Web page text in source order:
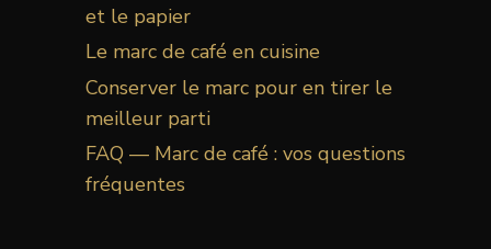
et le papier
Le marc de café en cuisine
Conserver le marc pour en tirer le
meilleur parti
FAQ — Marc de café : vos questions
fréquentes